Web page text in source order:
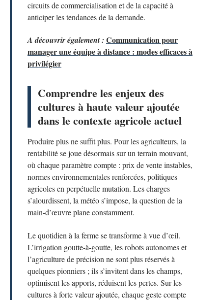
circuits de commercialisation et de la capacité à
anticiper les tendances de la demande.
A découvrir également : Communication pour
manager une équipe à distance : modes efficaces à
privilégier
Comprendre les enjeux des
cultures à haute valeur ajoutée
dans le contexte agricole actuel
Produire plus ne suffit plus. Pour les agriculteurs, la
rentabilité se joue désormais sur un terrain mouvant,
où chaque paramètre compte : prix de vente instables,
normes environnementales renforcées, politiques
agricoles en perpétuelle mutation. Les charges
s’alourdissent, la météo s’impose, la question de la
main-d’œuvre plane constamment.
Le quotidien à la ferme se transforme à vue d’œil.
L’irrigation goutte-à-goutte, les robots autonomes et
l’agriculture de précision ne sont plus réservés à
quelques pionniers ; ils s’invitent dans les champs,
optimisent les apports, réduisent les pertes. Sur les
cultures à forte valeur ajoutée, chaque geste compte